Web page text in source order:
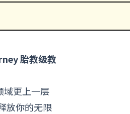
胎教级教
域更上一层
放你的无限